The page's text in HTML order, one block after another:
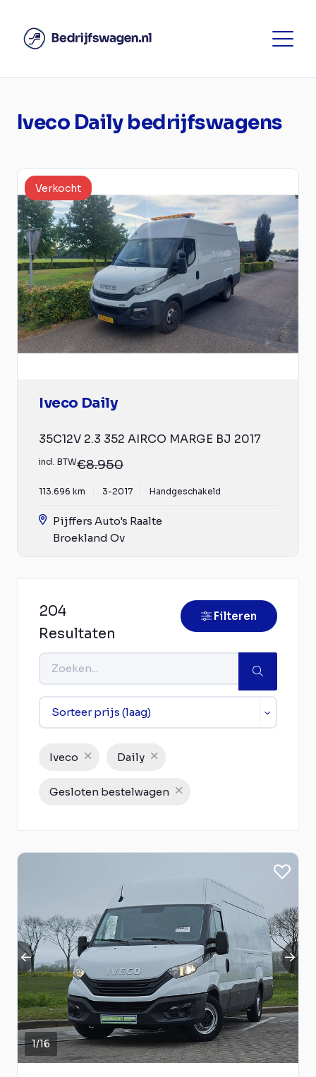
Iveco Daily bedrijfswagens
Verkocht
Iveco Daily
35C12V 2.3 352 AIRCO MARGE BJ 2017
incl. BTW€8.950
113.696 km 3-2017 Handgeschakeld
Pijffers Auto's Raalte
Broekland Ov
204
Resultaten
Filteren
Iveco Daily
Gesloten bestelwagen
1/16